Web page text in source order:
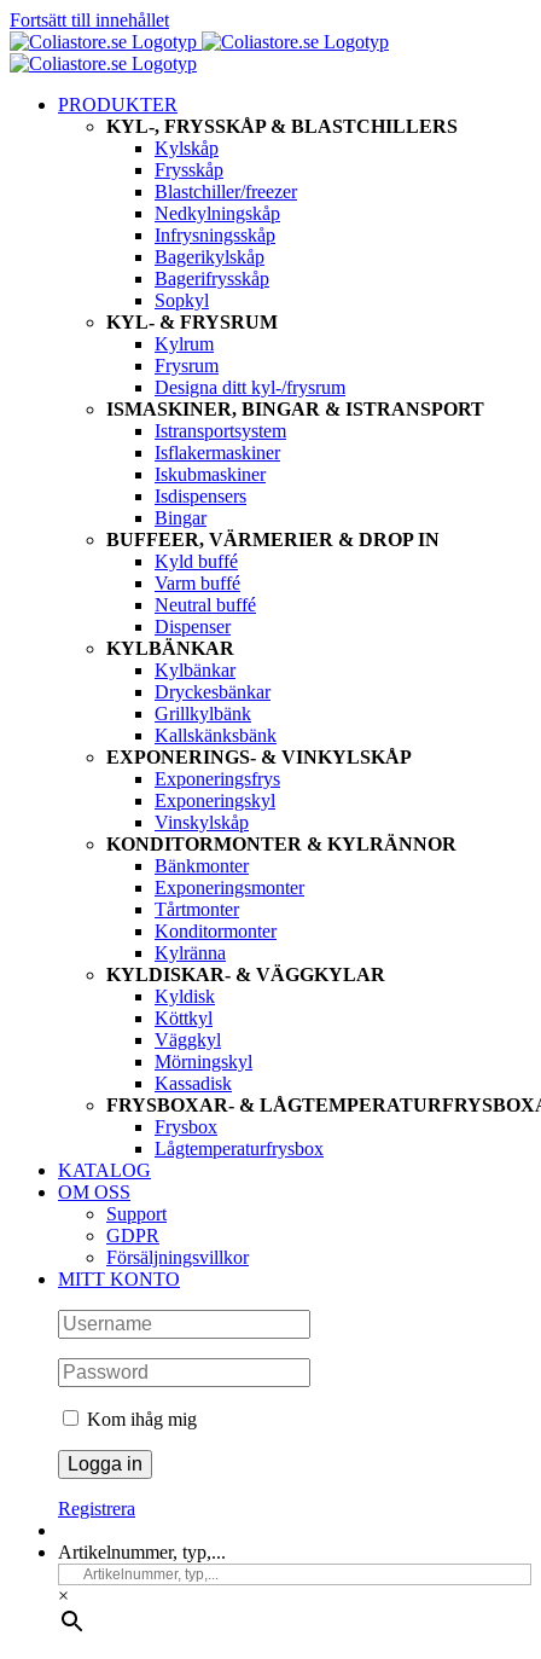
Fortsätt till innehållet
PRODUKTER
KYL-, FRYSSKÅP & BLASTCHILLERS
Kylskåp
Frysskåp
Blastchiller/freezer
Nedkylningskåp
Infrysningsskåp
Bagerikylskåp
Bagerifrysskåp
Sopkyl
KYL- & FRYSRUM
Kylrum
Frysrum
Designa ditt kyl-/frysrum
ISMASKINER, BINGAR & ISTRANSPORT
Istransportsystem
Isflakermaskiner
Iskubmaskiner
Isdispensers
Bingar
BUFFEER, VÄRMERIER & DROP IN
Kyld buffé
Varm buffé
Neutral buffé
Dispenser
KYLBÄNKAR
Kylbänkar
Dryckesbänkar
Grillkylbänk
Kallskänksbänk
EXPONERINGS- & VINKYLSKÅP
Exponeringsfrys
Exponeringskyl
Vinskylskåp
KONDITORMONTER & KYLRÄNNOR
Bänkmonter
Exponeringsmonter
Tårtmonter
Konditormonter
Kylränna
KYLDISKAR- & VÄGGKYLAR
Kyldisk
Köttkyl
Väggkyl
Mörningskyl
Kassadisk
FRYSBOXAR- &
Frysbox
Lågtemperaturfrysbox
KATALOG
OM OSS
Support
GDPR
Försäljningsvillkor
MITT KONTO
Kom ihåg mig
Registrera
Artikelnummer, typ,...
×